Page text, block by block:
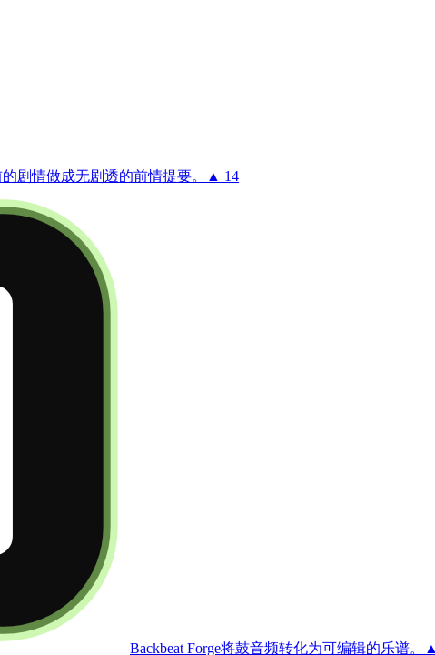
剧情做成无剧透的前情提要。 ▲ 14
Backbeat Forge将鼓音频转化为可编辑的乐谱。